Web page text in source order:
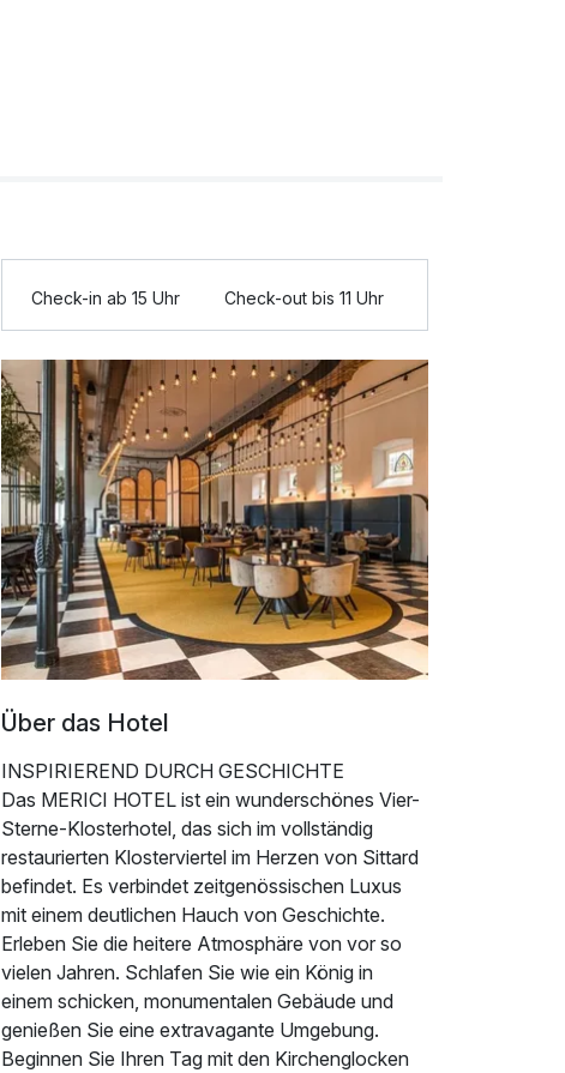
Check-in ab 15 Uhr Check-out bis 11 Uhr
Über das Hotel
INSPIRIEREND DURCH GESCHICHTE
Das MERICI HOTEL ist ein wunderschönes Vier-
Sterne-Klosterhotel, das sich im vollständig
restaurierten Klosterviertel im Herzen von Sittard
befindet. Es verbindet zeitgenössischen Luxus
mit einem deutlichen Hauch von Geschichte.
Erleben Sie die heitere Atmosphäre von vor so
vielen Jahren. Schlafen Sie wie ein König in
einem schicken, monumentalen Gebäude und
genießen Sie eine extravagante Umgebung.
Beginnen Sie Ihren Tag mit den Kirchenglocken